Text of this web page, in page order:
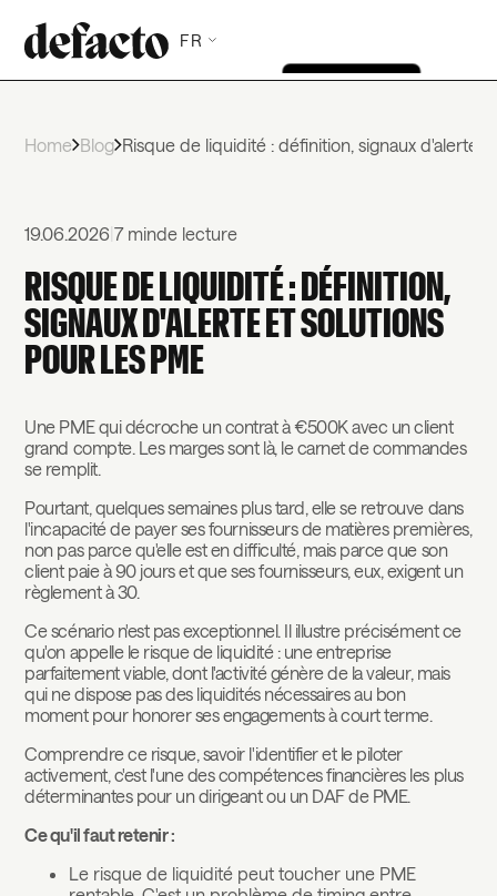
FR
Home Blog Risque de liquidité : définition, signaux d'alerte
19.06.2026 |7 minde lecture
RISQUE DE LIQUIDITÉ : DÉFINITION,
SIGNAUX D'ALERTE ET SOLUTIONS
POUR LES PME
Une PME qui décroche un contrat à €500K avec un client
grand compte. Les marges sont là, le carnet de commandes
se remplit.
Pourtant, quelques semaines plus tard, elle se retrouve dans
l'incapacité de payer ses fournisseurs de matières premières,
non pas parce qu'elle est en difficulté, mais parce que son
client paie à 90 jours et que ses fournisseurs, eux, exigent un
règlement à 30.
Ce scénario n'est pas exceptionnel. Il illustre précisément ce
qu'on appelle le risque de liquidité : une entreprise
parfaitement viable, dont l'activité génère de la valeur, mais
qui ne dispose pas des liquidités nécessaires au bon
moment pour honorer ses engagements à court terme.
Comprendre ce risque, savoir l'identifier et le piloter
activement, c'est l'une des compétences financières les plus
déterminantes pour un dirigeant ou un DAF de PME.
Ce qu'il faut retenir :
Le risque de liquidité peut toucher une PME